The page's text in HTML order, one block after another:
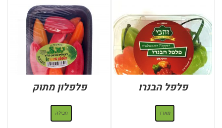
פלפל הבנרו
מארז
פלפלון מתוק
חבילה